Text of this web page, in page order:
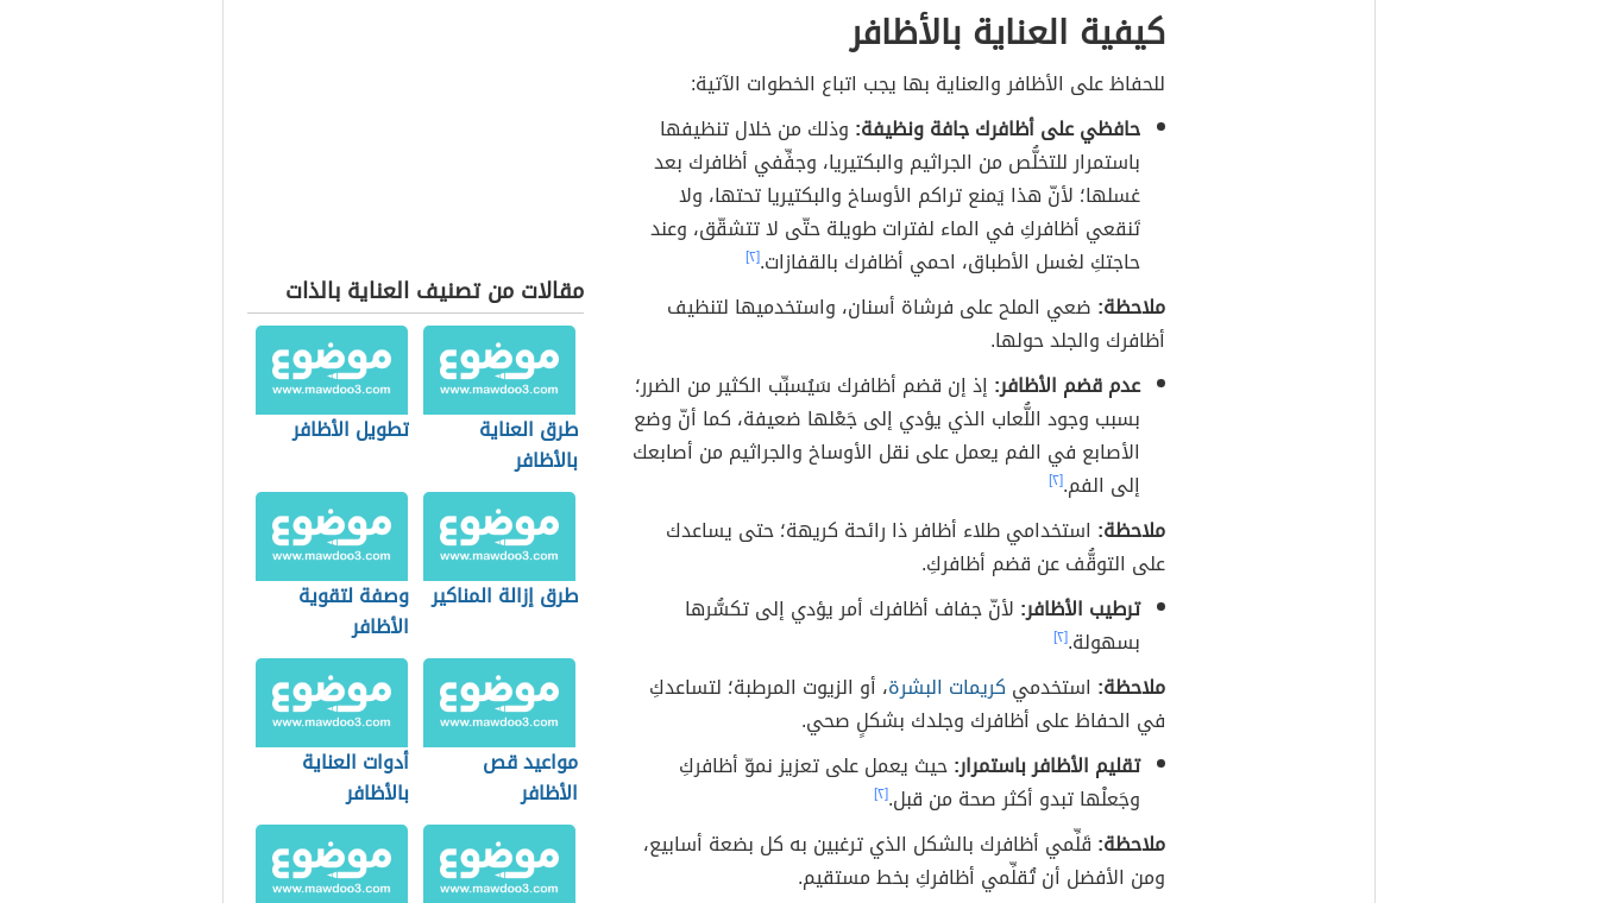
كيفية العناية بالأظافر
للحفاظ على الأظافر والعناية بها يجب اتباع الخطوات الآتية:
حافظي على أظافرك جافة ونظيفة: وذلك من خلال تنظيفها
باستمرار للتخلُّص من الجراثيم والبكتيريا، وجفِّفي أظافرك بعد
غسلها؛ لأنّ هذا يَمنع تراكم الأوساخ والبكتيريا تحتها، ولا
تَنقعي أظافركِ في الماء لفترات طويلة حتّى لا تتشقّق، وعند
حاجتكِ لغسل الأطباق، احمي أظافرك بالقفازات.[٢]
ملاحظة: ضعي الملح على فرشاة أسنان، واستخدميها لتنظيف
أظافرك والجلد حولها.
عدم قضم الأظافر: إذ إن قضم أظافرك سَيُسبِّب الكثير من الضرر؛
بسبب وجود اللُّعاب الذي يؤدي إلى جَعْلها ضعيفة، كما أنّ وضع
الأصابع في الفم يعمل على نقل الأوساخ والجراثيم من أصابعك
إلى الفم.[٢]
ملاحظة: استخدامي طلاء أظافر ذا رائحة كريهة؛ حتى يساعدك
على التوقُّف عن قضم أظافركِ.
ترطيب الأظافر: لأنّ جفاف أظافرك أمر يؤدي إلى تكسُّرها
بسهولة.[٢]
ملاحظة: استخدمي كريمات البشرة، أو الزيوت المرطبة؛ لتساعدكِ
في الحفاظ على أظافرك وجلدك بشكلٍ صحي.
تقليم الأظافر باستمرار:حيث يعمل على تعزيز نموّ أظافركِ
وجَعلْها تبدو أكثر صحة من قبل.[٢]
ملاحظة: قَلِّمي أظافرك بالشكل الذي ترغبين به كل بضعة أسابيع،
ومن الأفضل أن تُقلِّمي أظافركِ بخط مستقيم.
مقالات من تصنيف العناية بالذات
طرق العناية
بالأظافر
تطويل الأظافر
طرق إزالة المناكير
وصفة لتقوية
الأظافر
مواعيد قص
الأظافر
أدوات العناية
بالأظافر